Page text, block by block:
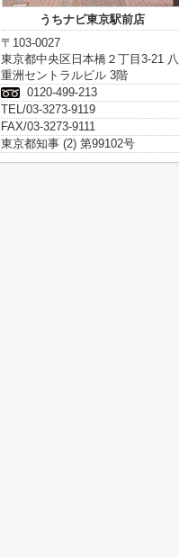
うちナビ東京駅前店
〒103-0027
東京都中央区日本橋２丁目3-21 八
重洲セントラルビル 3階
0120-499-213
TEL/03-3273-9119
FAX/03-3273-9111
東京都知事 (2) 第99102号